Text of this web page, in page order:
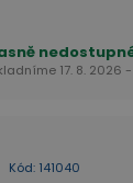
17. 8. 2026
Kód: 141040